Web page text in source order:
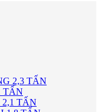
2,3 TẤN
TẤN
TẤN